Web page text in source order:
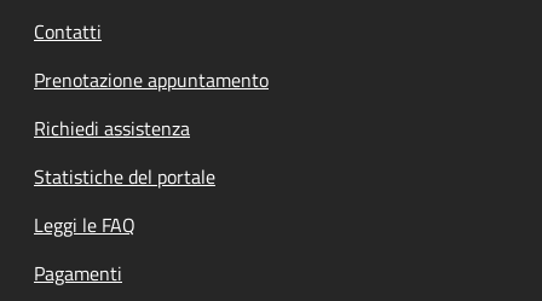
Contatti
Prenotazione appuntamento
Richiedi assistenza
Statistiche del portale
Leggi le FAQ
Pagamenti